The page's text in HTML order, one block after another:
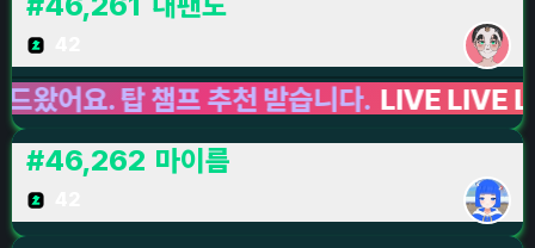
요. 탑 챔프 추천 받습니다. LIVE LIVE LIVE
#46,262 마이름